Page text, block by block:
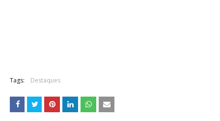
Tags: Destaques